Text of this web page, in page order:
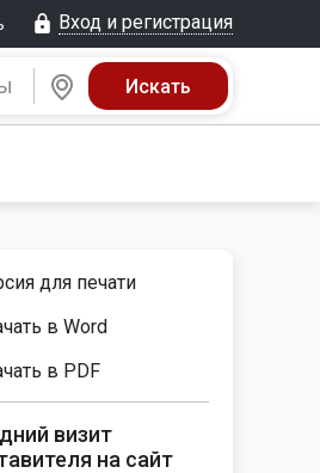
Вход и регистрация
для печати
в Word
в PDF
визит
на сайт